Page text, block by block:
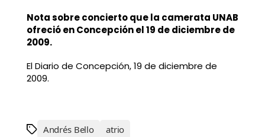
Nota sobre concierto que la camerata UNAB
ofreció en Concepción el 19 de diciembre de
2009.
El Diario de Concepción, 19 de diciembre de
2009.
Andrés Bello
atrio